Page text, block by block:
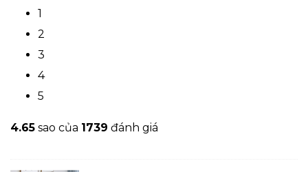
1
2
3
4
5
4.65 sao của 1739 đánh giá